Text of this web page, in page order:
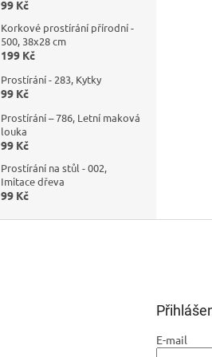
99 Kč
Korkové prostírání přírodní -
500, 38x28 cm
199 Kč
Prostírání - 283, Kytky
99 Kč
Prostírání – 786, Letní maková
louka
99 Kč
Prostírání na stůl - 002,
Imitace dřeva
99 Kč
E-mail